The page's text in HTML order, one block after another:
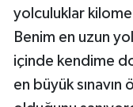
yolculuklar
Benim en uzun
içinde kendime
en büyük